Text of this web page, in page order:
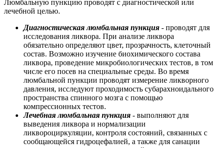
Люмбальную пункцию проводят с диагностической или
лечебной целью.
Диагностическая люмбальная пункция - проводят для
исследования ликвора. При анализе ликвора
обязательно определяют цвет, прозрачность, клеточный
состав. Возможно изучение биохимического состава
ликвора, проведение микробиологических тестов, в том
числе его посев на специальные среды. Во время
люмбальной пункции проводят измерение ликворного
давления, исследуют проходимость субарахноидального
пространства спинного мозга с помощью
компрессионных тестов.
Лечебная люмбальная пункция - выполняют для
выведения ликвора и нормализации
ликвороциркуляции, контроля состояний, связанных с
сообщающейся гидроцефалией, а также для санации